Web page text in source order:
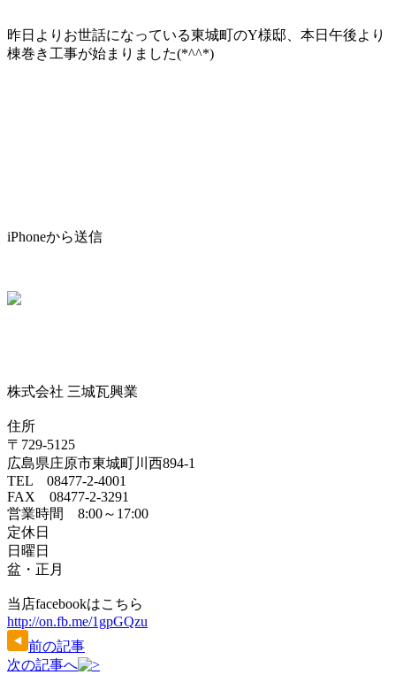
昨日よりお世話になっている東城町のY様邸、本日午後より
棟巻き工事が始まりました(*^^*)
iPhoneから送信
株式会社 三城瓦興業
住所
〒729-5125
広島県庄原市東城町川西894-1
TEL 08477-2-4001
FAX 08477-2-3291
営業時間 8:00～17:00
定休日
日曜日
盆・正月
当店facebookはこちら
http://on.fb.me/1gpGQzu
前の記事
次の記事へ